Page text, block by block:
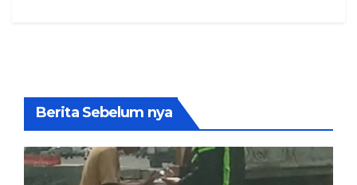
Berita Sebelum nya